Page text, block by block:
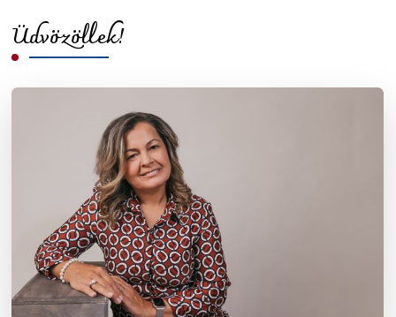
Üdvözöllek!